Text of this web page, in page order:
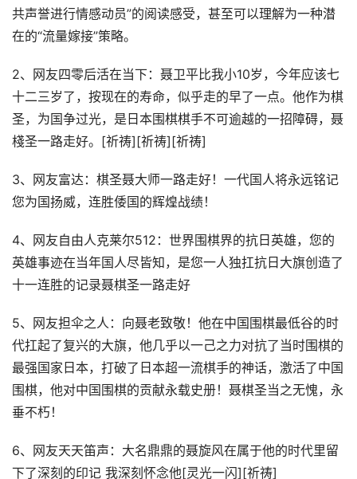
共声誉进行情感动员”的阅读感受，甚至可以理解为一种潜
在的“流量嫁接”策略。
2、网友四零后活在当下：聂卫平比我小10岁，今年应该七
十二三岁了，按现在的寿命，似乎走的早了一点。他作为棋
圣，为国争过光，是日本围棋棋手不可逾越的一招障碍，聂
棧圣一路走好。[祈祷][祈祷][祈祷]
3、网友富达：棋圣聂大师一路走好！一代国人将永远铭记
您为国扬威，连胜倭国的辉煌战绩！
4、网友自由人克莱尔512：世界围棋界的抗日英雄，您的
英雄事迹在当年国人尽皆知，是您一人独扛抗日大旗创造了
十一连胜的记录聂棋圣一路走好
5、网友担伞之人：向聂老致敬！他在中国围棋最低谷的时
代扛起了复兴的大旗，他几乎以一己之力对抗了当时围棋的
最强国家日本，打破了日本超一流棋手的神话，激活了中国
围棋，他对中国围棋的贡献永载史册！聂棋圣当之无愧，永
垂不朽！
6、网友天天笛声：大名鼎鼎的聂旋风在属于他的时代里留
下了深刻的印记 我深刻怀念他[灵光一闪][祈祷]